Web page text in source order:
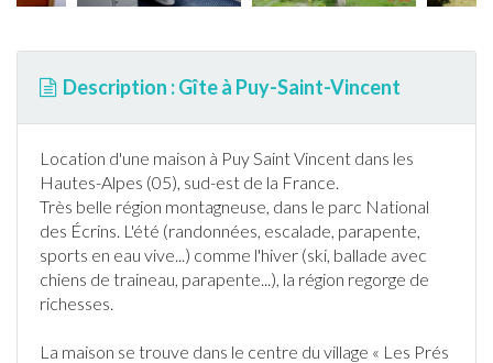
Description : Gîte à Puy-Saint-Vincent
Location d'une maison à Puy Saint Vincent dans les
Hautes-Alpes (05), sud-est de la France.
Très belle région montagneuse, dans le parc National
des Écrins. L'été (randonnées, escalade, parapente,
sports en eau vive...) comme l'hiver (ski, ballade avec
chiens de traineau, parapente...), la région regorge de
richesses.
La maison se trouve dans le centre du village « Les Prés